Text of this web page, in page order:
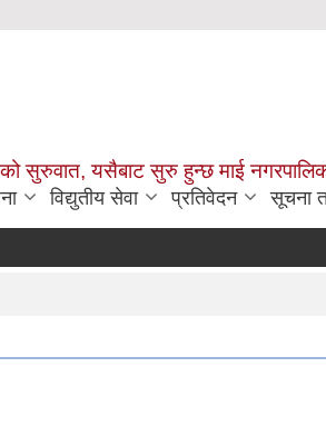
सुरुवात, यसैबाट सुरु हुन्छ माई
विद्युतीय सेवा प्रतिवेदन सूचना